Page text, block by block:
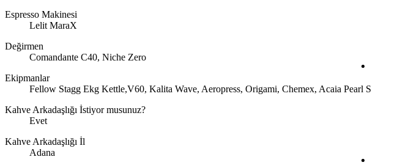
Espresso Makinesi
Lelit MaraX
Değirmen
Comandante C40, Niche Zero
Ekipmanlar
Fellow Stagg Ekg Kettle,V60, Kalita Wave, Aeropress, Origami, Chemex, Acaia Pearl S
Kahve Arkadaşlığı İstiyor musunuz?
Evet
Kahve Arkadaşlığı İl
Adana